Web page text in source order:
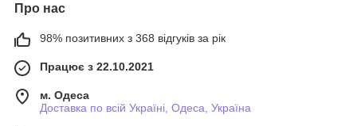
Про нас
98% позитивних з 368 відгуків за рік
Працює з 22.10.2021
м. Одеса
Доставка по всій Україні, Одеса, Україна